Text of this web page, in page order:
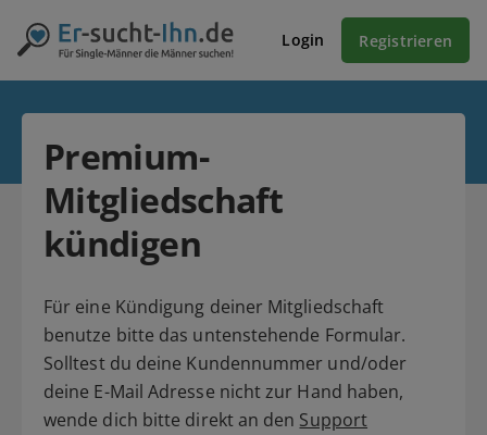
Login Registrieren
Premium-
Mitgliedschaft
kündigen
Für eine Kündigung deiner Mitgliedschaft
benutze bitte das untenstehende Formular.
Solltest du deine Kundennummer und/oder
deine E-Mail Adresse nicht zur Hand haben,
wende dich bitte direkt an den Support